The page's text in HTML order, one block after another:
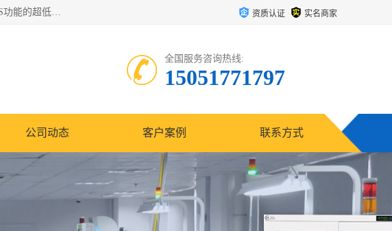
苏州纳冠电子设备有限公司位于苏州市相城区；我司依托国外先进技术结合国内用户的需求，为客户提供具有WMS功能的超低湿快速除湿电子防潮，压缩空气连续干燥柜、智能物料管理氮气储物柜、自制氮氮气柜、防潮氮气组合柜、不锈钢洁净氮气柜、洁净储物柜、石墨舟柜、亮灯导引丝网板存储柜、PCB柔性板气密干燥柜等 资质认证 实名商家
全国服务咨询热线:
15051771797
公司动态 客户案例 联系方式